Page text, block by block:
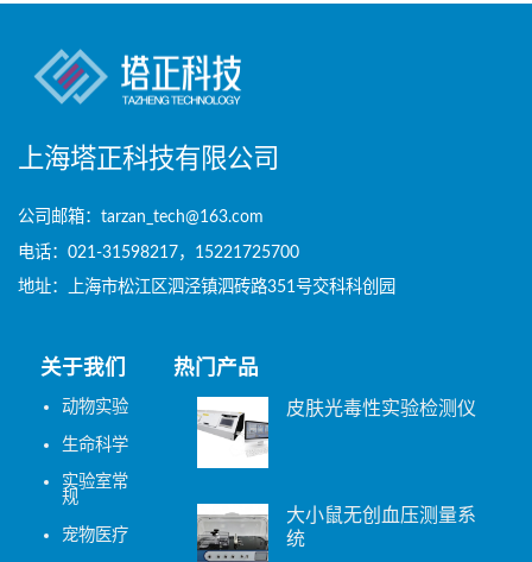
上海塔正科技有限公司
公司邮箱：tarzan_tech@163.com
电话：021-31598217，15221725700
地址：上海市松江区泗泾镇泗砖路351号交科科创园
关于我们
动物实验
生命科学
实验室常
规
宠物医疗
热门产品
皮肤光毒性实验检测仪
大小鼠无创血压测量系
统